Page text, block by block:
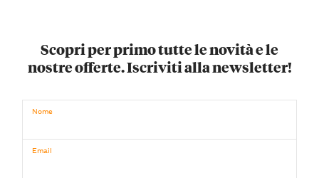
Scopri per primo tutte le novità e le
nostre offerte. Iscriviti alla newsletter!
Nome
Email